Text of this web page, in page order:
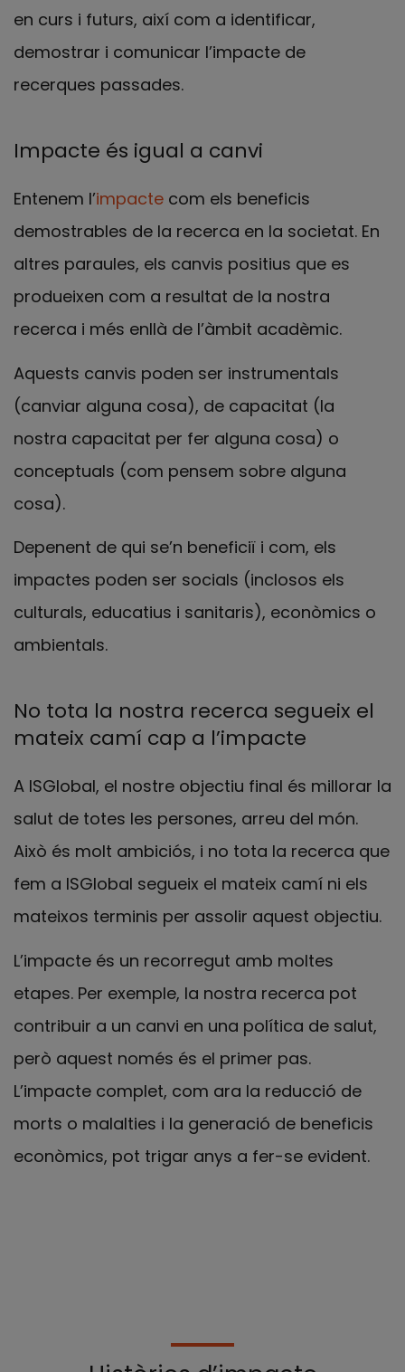
en curs i futurs, així com a identificar,
demostrar i comunicar l’impacte de
recerques passades.
Impacte és igual a canvi
Entenem l’impacte com els beneficis
demostrables de la recerca en la societat. En
altres paraules, els canvis positius que es
produeixen com a resultat de la nostra
recerca i més enllà de l’àmbit acadèmic.
Aquests canvis poden ser instrumentals
(canviar alguna cosa), de capacitat (la
nostra capacitat per fer alguna cosa) o
conceptuals (com pensem sobre alguna
cosa).
Depenent de qui se’n beneficiï i com, els
impactes poden ser socials (inclosos els
culturals, educatius i sanitaris), econòmics o
ambientals.
No tota la nostra recerca segueix el
mateix camí cap a l’impacte
A ISGlobal, el nostre objectiu final és millorar la
salut de totes les persones, arreu del món.
Això és molt ambiciós, i no tota la recerca que
fem a ISGlobal segueix el mateix camí ni els
mateixos terminis per assolir aquest objectiu.
L’impacte és un recorregut amb moltes
etapes. Per exemple, la nostra recerca pot
contribuir a un canvi en una política de salut,
però aquest només és el primer pas.
L’impacte complet, com ara la reducció de
morts o malalties i la generació de beneficis
econòmics, pot trigar anys a fer-se evident.